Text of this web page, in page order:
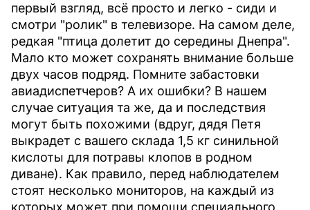
первый взгляд, всё просто и легко - сиди и
смотри "ролик" в телевизоре. На самом деле,
редкая "птица долетит до середины Днепра".
Мало кто может сохранять внимание больше
двух часов подряд. Помните забастовки
авиадиспетчеров? А их ошибки? В нашем
случае ситуация та же, да и последствия
могут быть похожими (вдруг, дядя Петя
выкрадет с вашего склада 1,5 кг синильной
кислоты для потравы клопов в родном
диване). Как правило, перед наблюдателем
стоят несколько мониторов, на каждый из
которых может при помощи специального